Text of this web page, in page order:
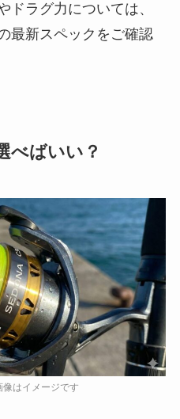
ラグ力については、
最新スペックをご確認
べばいい？